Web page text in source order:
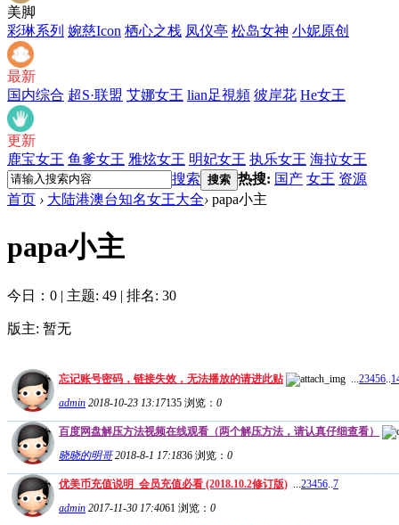
美脚
彩琳系列 婉慈Icon 栖心之栈 凤仪亭 松岛女神 小妮原创
最新
国内综合 超S·联盟 艾娜女王 lian足視頻 彼岸花 He女王
更新
鹿宝女王 鱼爹女王 雅炫女王 明妃女王 执乐女王 海拉女王
搜索 搜索 热搜: 国产 女王 资源
首页 › 大陆港澳台知名女王大全› papa小主
papa小主
今日：0 | 主题: 49 | 排名: 30
版主: 暂无
忘记账号密码，链接失效，无法播放的请进此贴 23456
admin 2018-10-23 13:17135 浏览： 0
百度网盘解压方法视频在线观看（两个解压方法，请认真仔细查看）
晓晓的明哥 2018-8-1 17:1836 浏览： 0
优美币充值说明_会员充值必看 (2018.10.2修订版) 23456 7
admin 2017-11-30 17:4061 浏览： 0